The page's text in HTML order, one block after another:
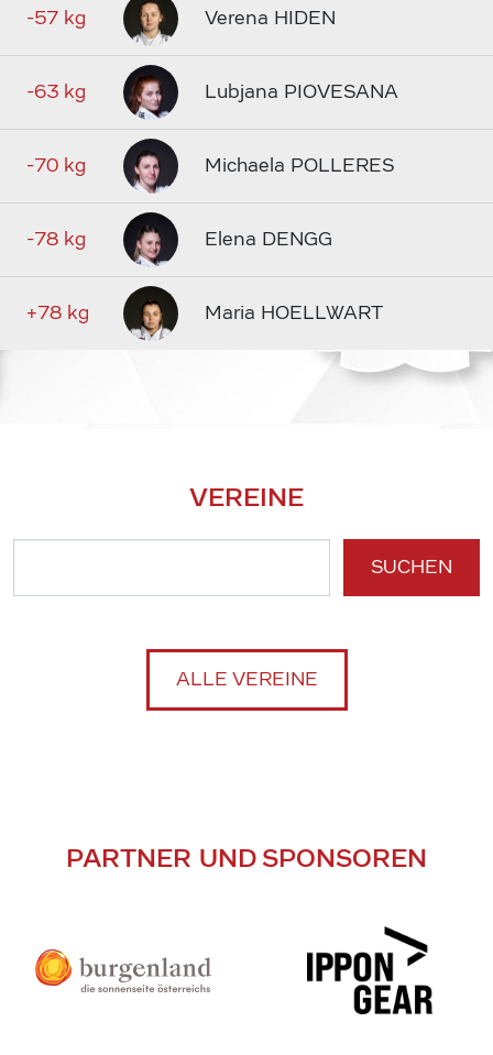
-57 kg Verena HIDEN
-63 kg Lubjana PIOVESANA
-70 kg Michaela POLLERES
-78 kg Elena DENGG
+78 kg Maria HOELLWART
VEREINE
SUCHEN
ALLE VEREINE
PARTNER UND SPONSOREN